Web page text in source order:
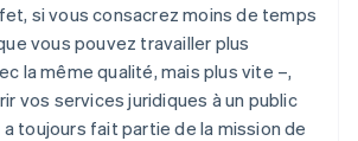
si vous consacrez moins de temps
vous pouvez travailler plus
la même qualité, mais plus vite –,
vos services juridiques à un public
a toujours fait partie de la mission de